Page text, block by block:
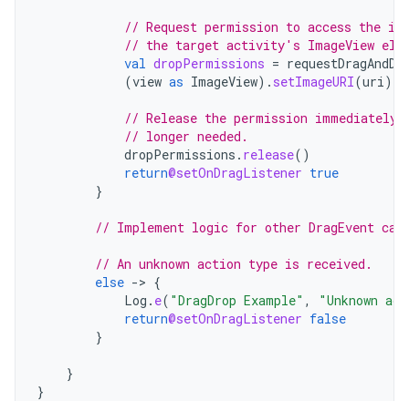
// Request permission to access the
// the target activity's ImageView
val dropPermissions =
(view as ImageView). setImageURI(uri)
// Release the permission
// longer needed.
dropPermissions . release()
return@setOnDragListener true
}
// Implement logic for other DragEvent
// An unknown action type is received.
else -> {
Log . e( "DragDrop Example" ,
"Unknown
return@setOnDragListener false
}
}
}